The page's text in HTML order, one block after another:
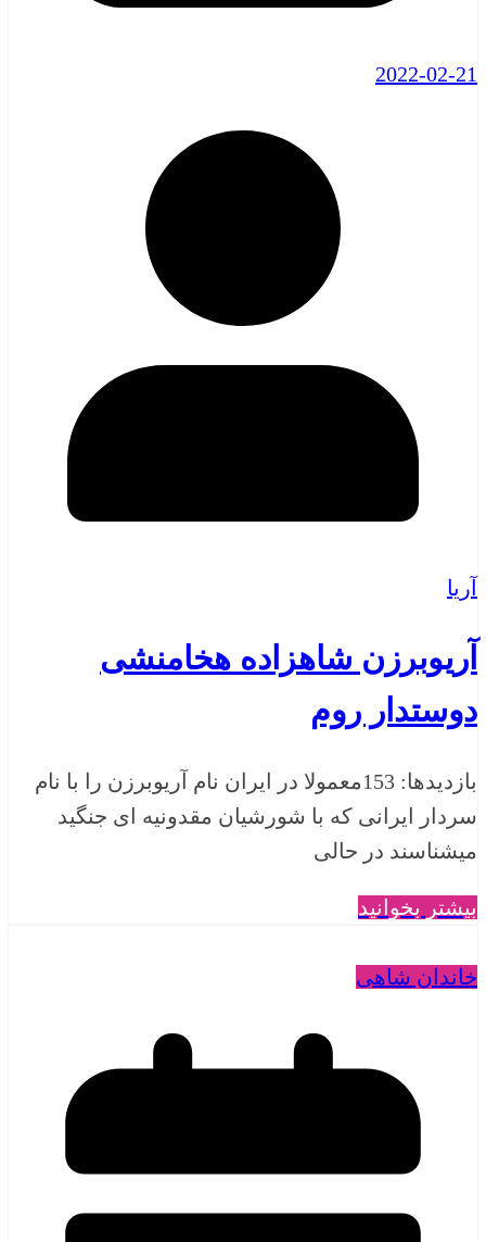
2022-02-21
آریا
آریوبرزن شاهزاده هخامنشی
دوستدار روم
بازدیدها: 153معمولا در ایران نام آریوبرزن را با نام
سردار ایرانی که با شورشیان مقدونیه ای جنگید
میشناسند در حالی
بیشتر بخوانید
خاندان شاهی